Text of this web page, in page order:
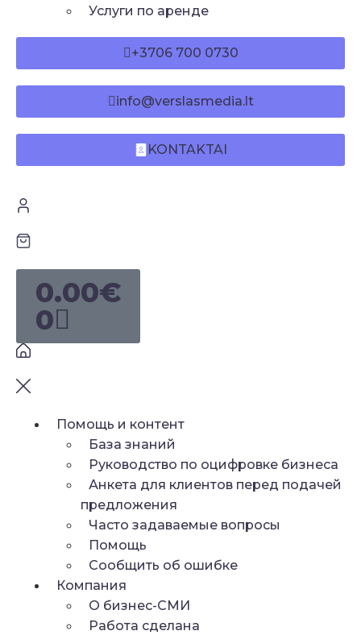
Услуги по аренде
+3706 700 0730
info@verslasmedia.lt
KONTAKTAI
0.00€
0
Помощь и контент
База знаний
Руководство по оцифровке бизнеса
Анкета для клиентов перед подачей
предложения
Часто задаваемые вопросы
Помощь
Сообщить об ошибке
Компания
О бизнес-СМИ
Работа сделана